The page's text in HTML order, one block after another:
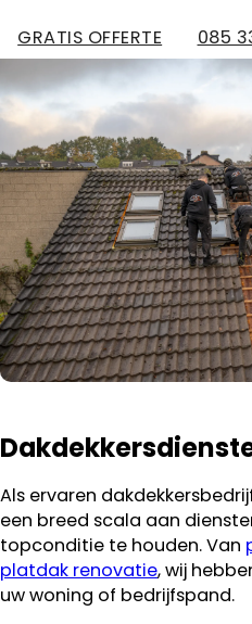
GRATIS OFFERTE 085
Als ervaren
een breed scala aan
topconditie te houden. Van
platdak renovatie, wij
uw woning of bedrijfspand.